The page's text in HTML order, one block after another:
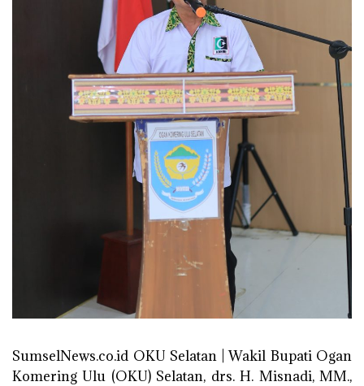
SumselNews.co.id OKU Selatan | Wakil Bupati Ogan
Komering Ulu (OKU) Selatan, drs. H. Misnadi, MM.,